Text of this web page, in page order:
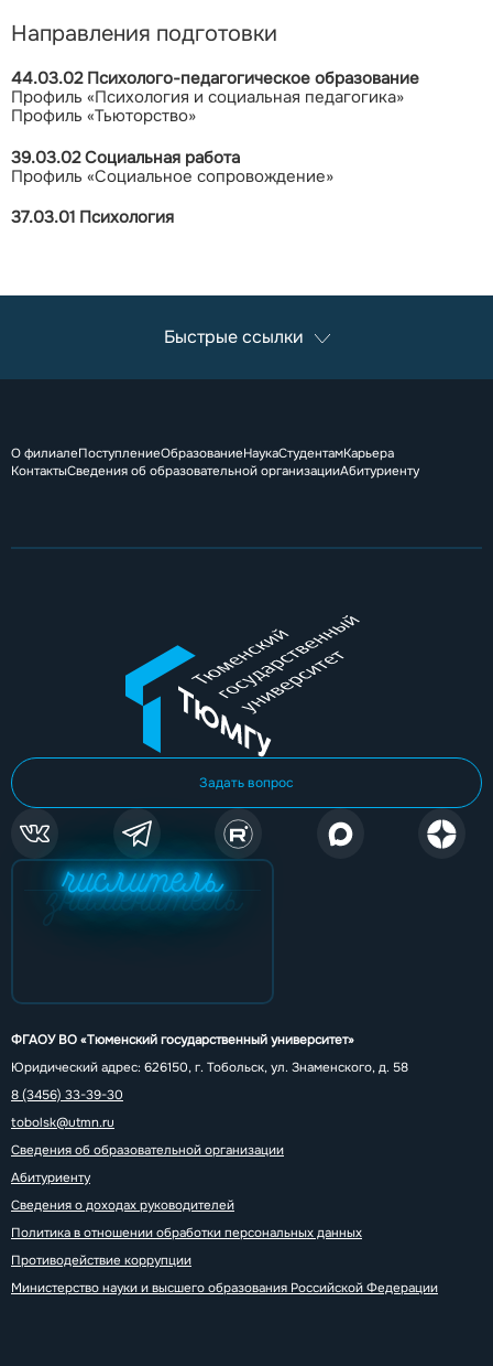
Направления подготовки
44.03.02 Психолого-педагогическое образование
Профиль «Психология и социальная педагогика»
Профиль «Тьюторство»
39.03.02 Социальная работа
Профиль «Социальное сопровождение»
37.03.01 Психология
Быстрые ссылки
О филиалеПоступлениеОбразованиеНаукаСтудентамКарьера
КонтактыСведения об образовательной организацииАбитуриенту
ФГАОУ ВО «Тюменский государственный университет»
Юридический адрес: 626150, г. Тобольск, ул. Знаменского, д. 58
8 (3456) 33-39-30
tobolsk@utmn.ru
Сведения об образовательной организации
Абитуриенту
Сведения о доходах руководителей
Политика в отношении обработки персональных данных
Противодействие коррупции
Министерство науки и высшего образования Российской Федерации
Задать вопрос
числитель
знаменатель